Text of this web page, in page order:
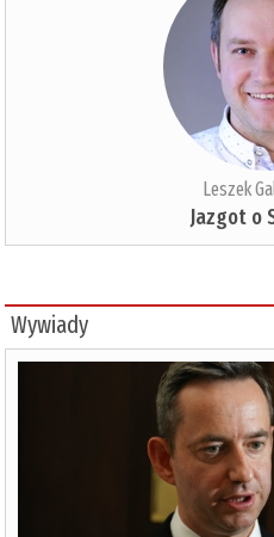
Leszek
Jazgot o
Wywiady